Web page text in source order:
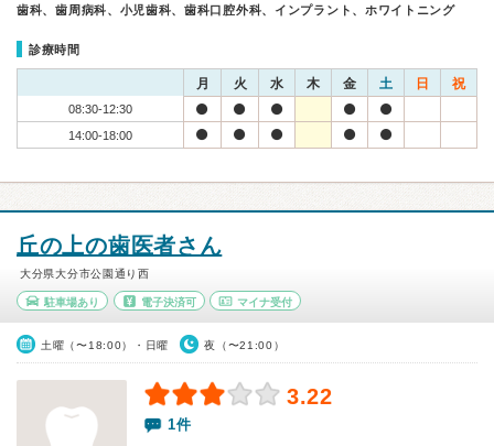
歯科、歯周病科、小児歯科、歯科口腔外科、インプラント、ホワイトニング
診療時間
月 火 水 木 金 土 日 祝
08:30-12:30
14:00-18:00
丘の上の歯医者さん
大分県大分市公園通り西
駐車場あり 電子決済可 マイナ受付
土曜（〜18:00）・日曜 夜（〜21:00）
3.22
1件